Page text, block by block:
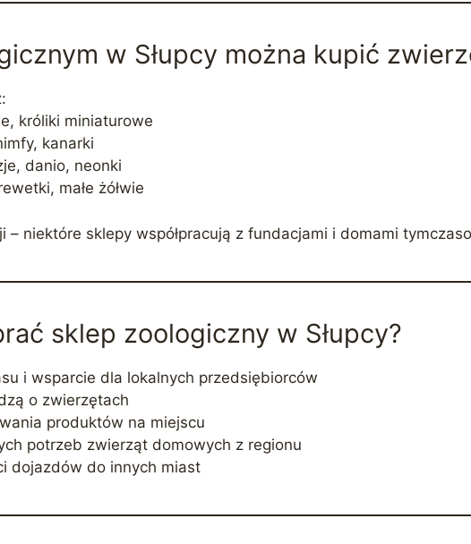
w Słupcy można kupić
króliki miniaturowe
kanarki
danio, neonki
małe żółwie
niektóre sklepy współpracują z fundacjami i domami
sklep zoologiczny w Słupcy?
i wsparcie dla lokalnych przedsiębiorców
o zwierzętach
produktów na miejscu
potrzeb zwierząt domowych z regionu
dojazdów do innych miast